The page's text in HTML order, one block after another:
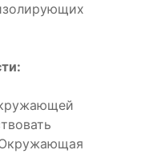
Окружающая